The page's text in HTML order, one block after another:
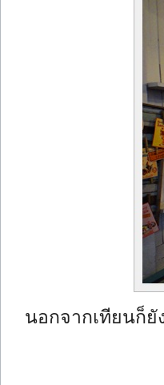
นอกจากเทียนก็ยั